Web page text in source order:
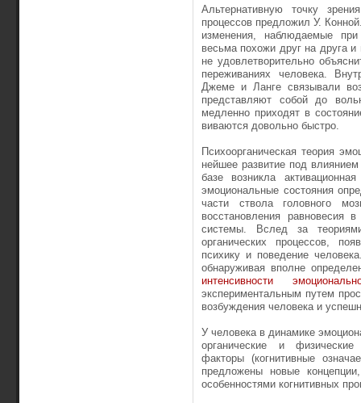
Альтернативную точку
процессов предложил У.
изменения, наблюдаемые при
весьма похожи друг на друга
не удовлетворительно
переживаниях человека.
Джеме и Ланге связывали
представляют собой до
медленно при­ходят в
виваются довольно быстро.
Психоорганическая теория
нейшее развитие под
базе возникла
эмоциональные состояния
части ствола головного
восстановления равновесия
сис­темы. Вслед за
органических процессов,
психику и поведение
обнаруживая вполне
интенсивности
экспериментальным путем
возбуждения человека и
У человека в динамике
органические и физические
факторы (когнитивные
предложены новые
особен­ностями когнитивных